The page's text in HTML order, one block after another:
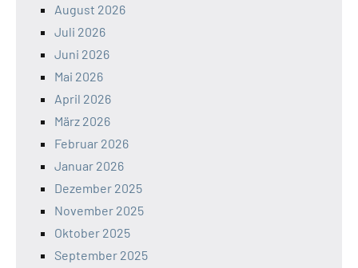
August 2026
Juli 2026
Juni 2026
Mai 2026
April 2026
März 2026
Februar 2026
Januar 2026
Dezember 2025
November 2025
Oktober 2025
September 2025